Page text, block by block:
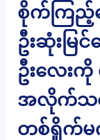
စိုက်ကြည့်
ဦးဆုံးမ
ဦးလေး
အလိုက်သင့်ပ
တစ်ရှိုက်မ